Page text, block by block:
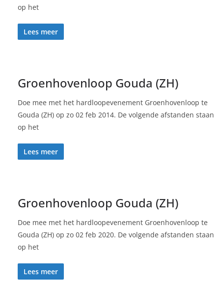
op het
Lees meer
Groenhovenloop Gouda (ZH)
Doe mee met het hardloopevenement Groenhovenloop te
Gouda (ZH) op zo 02 feb 2014. De volgende afstanden staan
op het
Lees meer
Groenhovenloop Gouda (ZH)
Doe mee met het hardloopevenement Groenhovenloop te
Gouda (ZH) op zo 02 feb 2020. De volgende afstanden staan
op het
Lees meer